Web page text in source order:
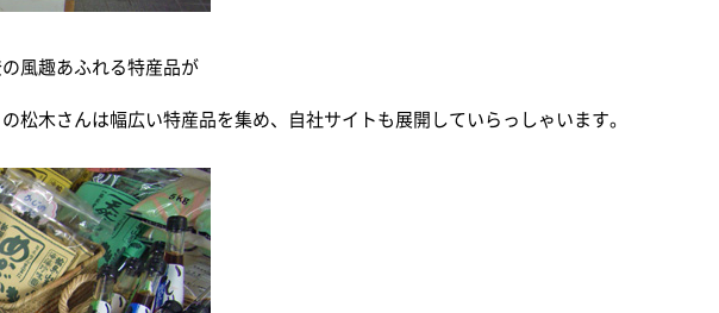
風趣あふれる特産品が
木さんは幅広い特産品を集め、自社サイトも展開していらっしゃいます。